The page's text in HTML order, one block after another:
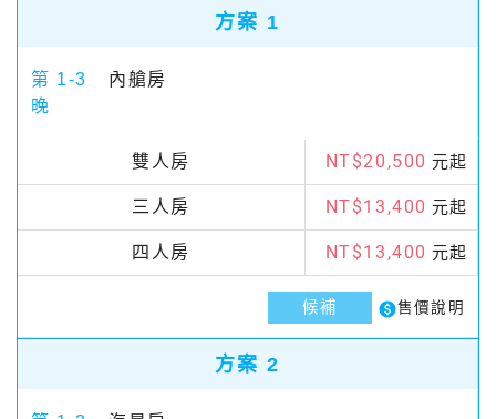
方案 1
第 1-3
晚
內艙房
雙人房 NT$20,500 元起
三人房 NT$13,400 元起
四人房 NT$13,400 元起
候補 paid售價說明
方案 2